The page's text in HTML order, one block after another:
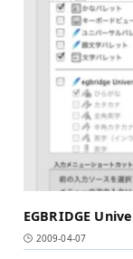
EGBRIDGE
2009-04-07